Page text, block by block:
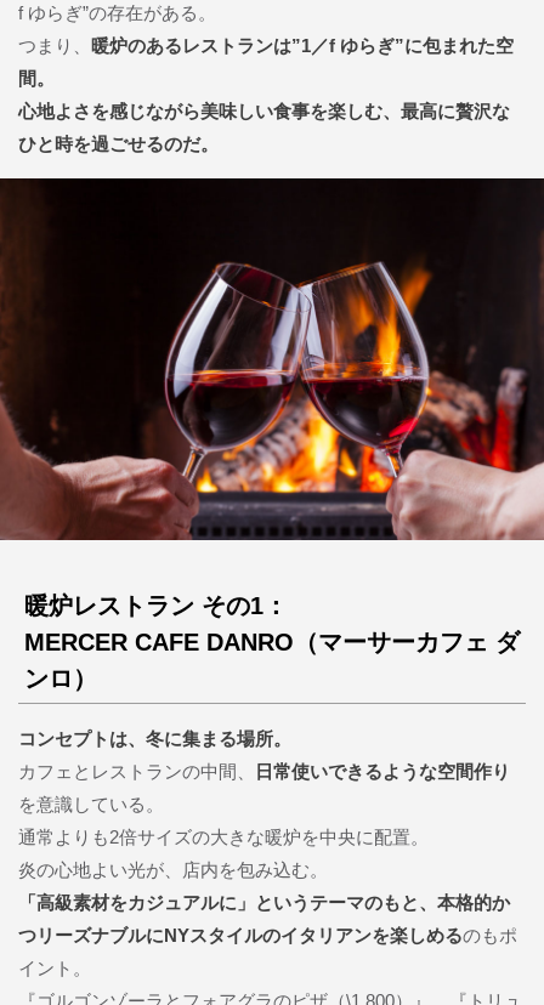
f ゆらぎ”の存在がある。
つまり、 暖炉のあるレストランは”1／f ゆらぎ”に包まれた空
間。
心地よさを感じながら美味しい食事を楽しむ、最高に贅沢な
ひと時を過ごせるのだ。
暖炉レストラン その1：
MERCER CAFE DANRO（マーサーカフェ ダ
ンロ）
コンセプトは、冬に集まる場所。
カフェとレストランの中間、
日常使いできるような空間作り
を意識している。
通常よりも2倍サイズの大きな暖炉を中央に配置。
炎の心地よい光が、店内を包み込む。
「高級素材をカジュアルに」というテーマのもと、本格的か
つリーズナブルにNYスタイルのイタリアンを楽しめるのもポ
イント。